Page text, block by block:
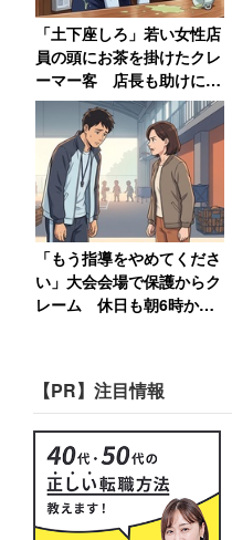
数のサービス
パワハラも
シェアリングエコノミ
なく、買う側の利用
Uberでは、乗り手も
“パワハラ、
倒的な力の差
ながるとした
コノミーは
「土下座しろ」若い女性店
員の頭にお茶を掛けたクレ
ーマー客 店長も助けに入
らず女性は「もうこんな会
社辞めてやる」
「もう指導をやめてくださ
い」大会会場で保護からク
レーム 休日も朝6時から
【PR】注目情報